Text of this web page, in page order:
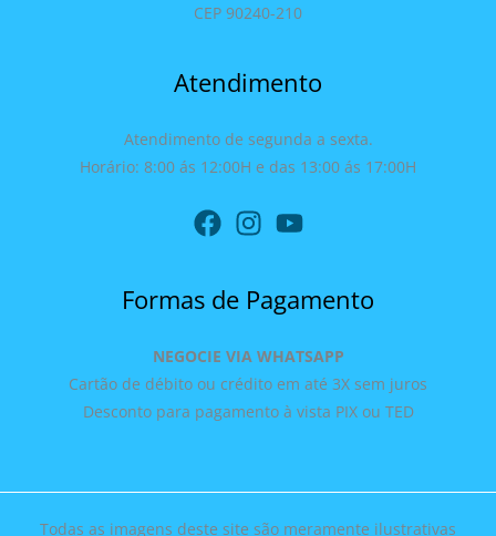
CEP 90240-210
Atendimento
Atendimento de segunda a sexta.
Horário: 8:00 ás 12:00H e das 13:00 ás 17:00H
Formas de Pagamento
NEGOCIE VIA WHATSAPP
Cartão de débito ou crédito em até 3X sem juros
Desconto para pagamento à vista PIX ou TED
Todas as imagens deste site são meramente ilustrativas